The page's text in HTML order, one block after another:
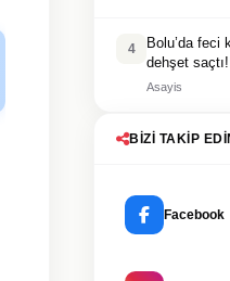
4
Bolu’da feci
dehşet
Asayis
BIZI TAKIP
Facebook